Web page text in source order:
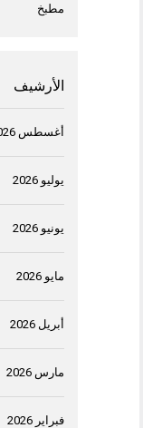
مطبخ
الأرشيف
أغسطس 2026
يوليو 2026
يونيو 2026
مايو 2026
أبريل 2026
مارس 2026
فبراير 2026